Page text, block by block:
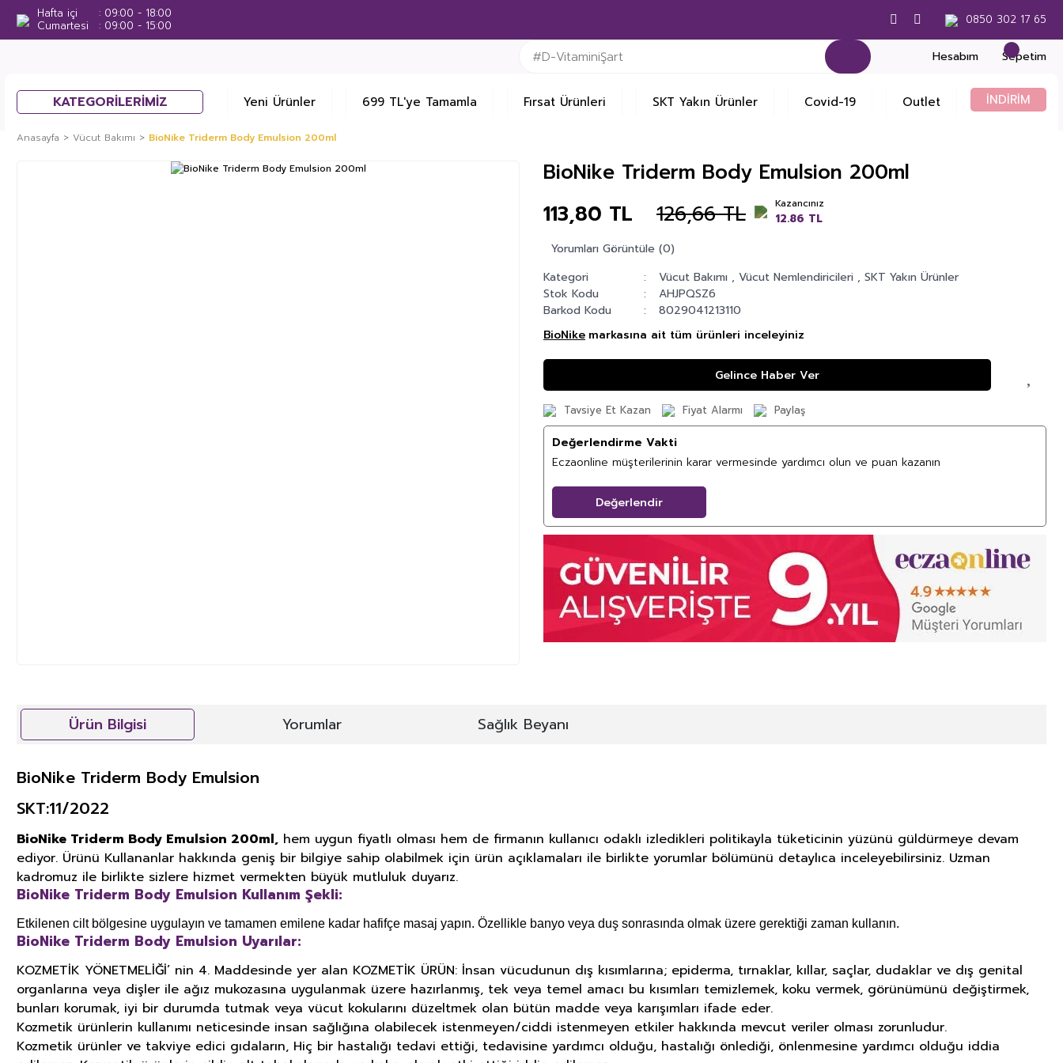
Hafta içi
09:00 - 18:00
Cumartesi
09:00 - 15:00 0850 302 17 65
Hesabım Sepetim
KATEGORİLERİMİZ Yeni Ürünler 699 TL'ye Tamamla Fırsat Ürünleri SKT Yakın Ürünler Covid-19 Outlet İNDİRİM
Anasayfa Vücut Bakımı BioNike Triderm Body Emulsion 200ml
BioNike Triderm Body Emulsion 200ml
113,80 TL
126,66 TL Kazancınız
12.86 TL
Yorumları Görüntüle (0)
Kategori
Vücut Bakımı ,Vücut Nemlendiricileri ,SKT Yakın Ürünler
Stok Kodu
AHJPQSZ6
Barkod Kodu
8029041213110
BioNike markasına ait tüm ürünleri inceleyiniz
Gelince Haber Ver
Tavsiye Et Kazan Fiyat Alarmı Paylaş
Değerlendirme Vakti
Eczaonline müşterilerinin karar vermesinde yardımcı olun ve puan kazanın
Değerlendir
Ürün Bilgisi Yorumlar Sağlık Beyanı
BioNike Triderm Body Emulsion
SKT:11/2022
BioNike Triderm Body Emulsion 200ml, hem uygun fiyatlı olması hem de firmanın kullanıcı odaklı izledikleri politikayla tüketicinin yüzünü güldürmeye devam
ediyor. Ürünü Kullananlar hakkında geniş bir bilgiye sahip olabilmek için ürün açıklamaları ile birlikte yorumlar bölümünü detaylıca inceleyebilirsiniz. Uzman
kadromuz ile birlikte sizlere hizmet vermekten büyük mutluluk duyarız.
BioNike Triderm Body Emulsion Kullanım Şekli:
Etkilenen cilt bölgesine uygulayın ve tamamen emilene kadar hafifçe masaj yapın. Özellikle banyo veya duş sonrasında olmak üzere gerektiği zaman kullanın.
BioNike Triderm Body Emulsion Uyarılar:
KOZMETİK YÖNETMELİĞİ’ nin 4. Maddesinde yer alan KOZMETİK ÜRÜN: İnsan vücudunun dış kısımlarına; epiderma, tırnaklar, kıllar, saçlar, dudaklar ve dış genital
organlarına veya dişler ile ağız mukozasına uygulanmak üzere hazırlanmış, tek veya temel amacı bu kısımları temizlemek, koku vermek, görünümünü değiştirmek,
bunları korumak, iyi bir durumda tutmak veya vücut kokularını düzeltmek olan bütün madde veya karışımları ifade eder.
Kozmetik ürünlerin kullanımı neticesinde insan sağlığına olabilecek istenmeyen/ciddi istenmeyen etkiler hakkında mevcut veriler olması zorunludur.
Kozmetik ürünler ve takviye edici gıdaların, Hiç bir hastalığı tedavi ettiği, tedavisine yardımcı olduğu, hastalığı önlediği, önlenmesine yardımcı olduğu iddia